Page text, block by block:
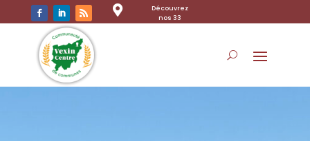

Découvrez
nos 33